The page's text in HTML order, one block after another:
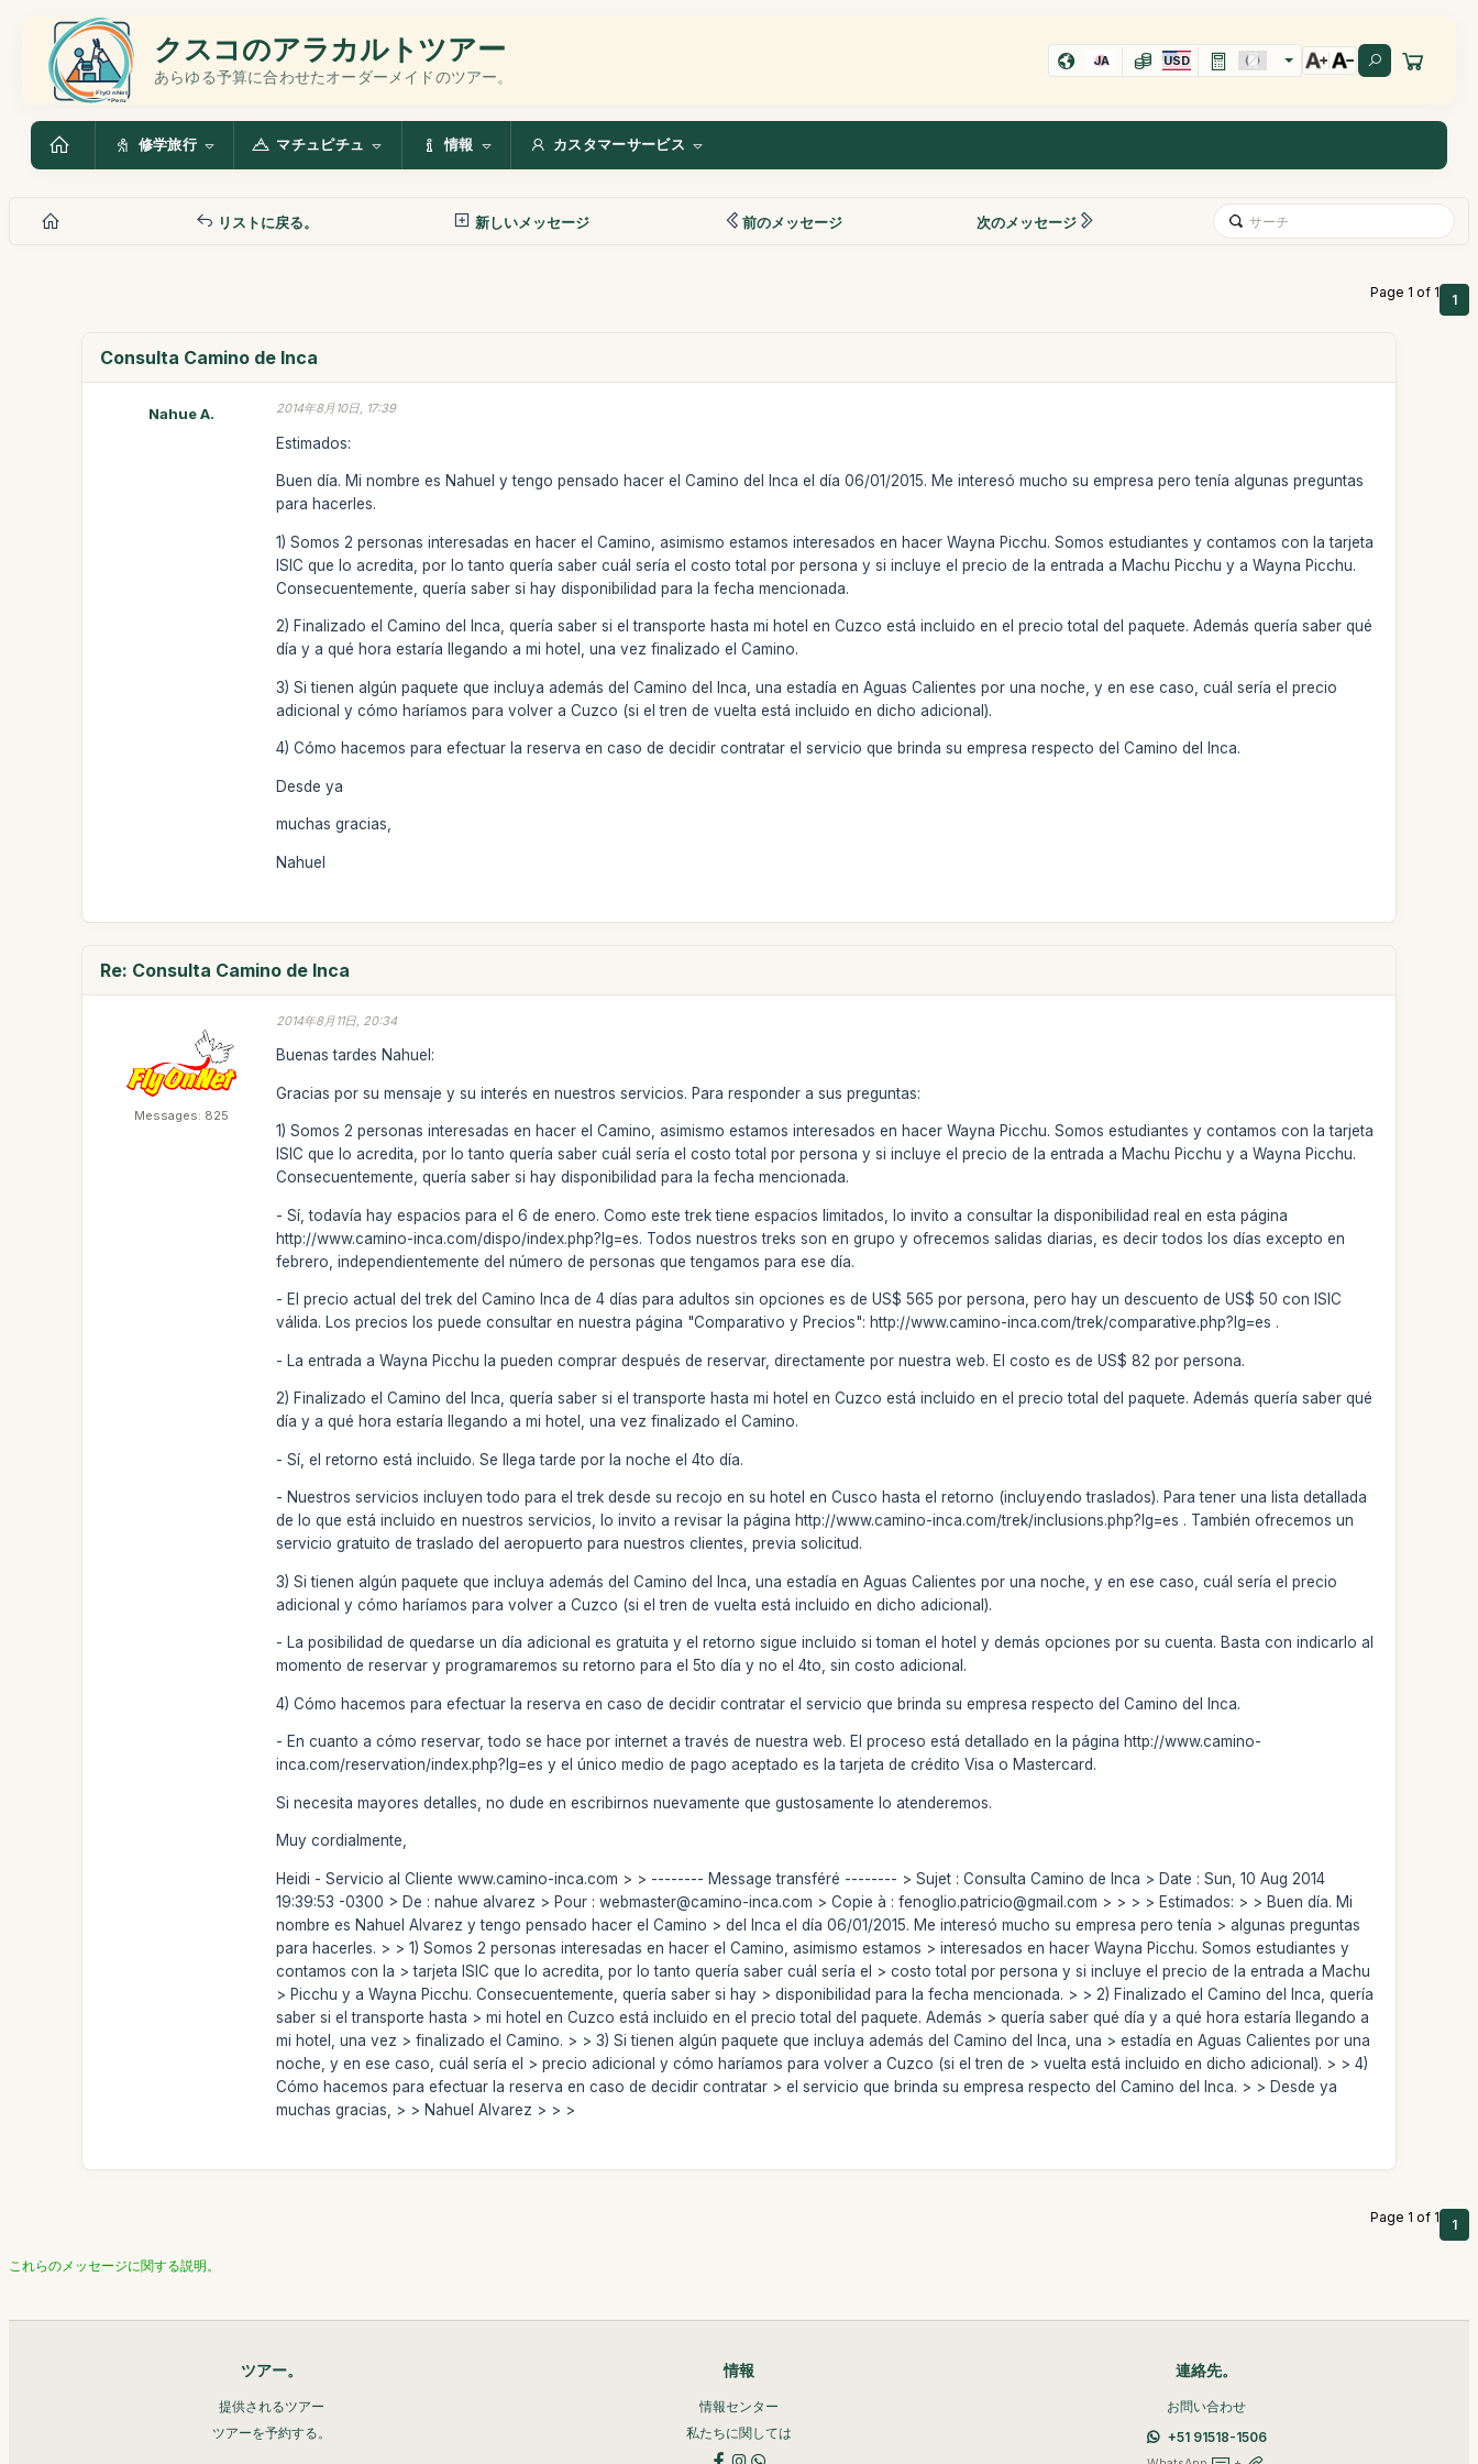
クスコのアラカルトツアー
あらゆる予算に合わせたオーダーメイドのツアー。
JA USD
修学旅行 マチュピチュ 情報 カスタマーサービス
リストに戻る。 新しいメッセージ 前のメッセージ 次のメッセージ
Page 1 of 1 1
Consulta Camino de Inca
Nahue A. 2014年8月10日, 17:39
Estimados:
Buen día. Mi nombre es Nahuel y tengo pensado hacer el Camino del Inca el día 06/01/2015. Me interesó mucho su empresa pero tenía algunas preguntas
para hacerles.
1) Somos 2 personas interesadas en hacer el Camino, asimismo estamos interesados en hacer Wayna Picchu. Somos estudiantes y contamos con la tarjeta
ISIC que lo acredita, por lo tanto quería saber cuál sería el costo total por persona y si incluye el precio de la entrada a Machu Picchu y a Wayna Picchu.
Consecuentemente, quería saber si hay disponibilidad para la fecha mencionada.
2) Finalizado el Camino del Inca, quería saber si el transporte hasta mi hotel en Cuzco está incluido en el precio total del paquete. Además quería saber qué
día y a qué hora estaría llegando a mi hotel, una vez finalizado el Camino.
3) Si tienen algún paquete que incluya además del Camino del Inca, una estadía en Aguas Calientes por una noche, y en ese caso, cuál sería el precio
adicional y cómo haríamos para volver a Cuzco (si el tren de vuelta está incluido en dicho adicional).
4) Cómo hacemos para efectuar la reserva en caso de decidir contratar el servicio que brinda su empresa respecto del Camino del Inca.
Desde ya
muchas gracias,
Nahuel
Re: Consulta Camino de Inca
Messages: 825
2014年8月11日, 20:34
Buenas tardes Nahuel:
Gracias por su mensaje y su interés en nuestros servicios. Para responder a sus preguntas:
1) Somos 2 personas interesadas en hacer el Camino, asimismo estamos interesados en hacer Wayna Picchu. Somos estudiantes y contamos con la tarjeta
ISIC que lo acredita, por lo tanto quería saber cuál sería el costo total por persona y si incluye el precio de la entrada a Machu Picchu y a Wayna Picchu.
Consecuentemente, quería saber si hay disponibilidad para la fecha mencionada.
- Sí, todavía hay espacios para el 6 de enero. Como este trek tiene espacios limitados, lo invito a consultar la disponibilidad real en esta página
http://www.camino-inca.com/dispo/index.php?lg=es. Todos nuestros treks son en grupo y ofrecemos salidas diarias, es decir todos los días excepto en
febrero, independientemente del número de personas que tengamos para ese día.
- El precio actual del trek del Camino Inca de 4 días para adultos sin opciones es de US$ 565 por persona, pero hay un descuento de US$ 50 con ISIC
válida. Los precios los puede consultar en nuestra página "Comparativo y Precios": http://www.camino-inca.com/trek/comparative.php?lg=es .
- La entrada a Wayna Picchu la pueden comprar después de reservar, directamente por nuestra web. El costo es de US$ 82 por persona.
2) Finalizado el Camino del Inca, quería saber si el transporte hasta mi hotel en Cuzco está incluido en el precio total del paquete. Además quería saber qué
día y a qué hora estaría llegando a mi hotel, una vez finalizado el Camino.
- Sí, el retorno está incluido. Se llega tarde por la noche el 4to día.
- Nuestros servicios incluyen todo para el trek desde su recojo en su hotel en Cusco hasta el retorno (incluyendo traslados). Para tener una lista detallada
de lo que está incluido en nuestros servicios, lo invito a revisar la página http://www.camino-inca.com/trek/inclusions.php?lg=es . También ofrecemos un
servicio gratuito de traslado del aeropuerto para nuestros clientes, previa solicitud.
3) Si tienen algún paquete que incluya además del Camino del Inca, una estadía en Aguas Calientes por una noche, y en ese caso, cuál sería el precio
adicional y cómo haríamos para volver a Cuzco (si el tren de vuelta está incluido en dicho adicional).
- La posibilidad de quedarse un día adicional es gratuita y el retorno sigue incluido si toman el hotel y demás opciones por su cuenta. Basta con indicarlo al
momento de reservar y programaremos su retorno para el 5to día y no el 4to, sin costo adicional.
4) Cómo hacemos para efectuar la reserva en caso de decidir contratar el servicio que brinda su empresa respecto del Camino del Inca.
- En cuanto a cómo reservar, todo se hace por internet a través de nuestra web. El proceso está detallado en la página http://www.camino-
inca.com/reservation/index.php?lg=es y el único medio de pago aceptado es la tarjeta de crédito Visa o Mastercard.
Si necesita mayores detalles, no dude en escribirnos nuevamente que gustosamente lo atenderemos.
Muy cordialmente,
Heidi - Servicio al Cliente www.camino-inca.com > > -------- Message transféré -------- > Sujet : Consulta Camino de Inca > Date : Sun, 10 Aug 2014
19:39:53 -0300 > De : nahue alvarez > Pour : webmaster@camino-inca.com > Copie à : fenoglio.patricio@gmail.com > > > > Estimados: > > Buen día. Mi
nombre es Nahuel Alvarez y tengo pensado hacer el Camino > del Inca el día 06/01/2015. Me interesó mucho su empresa pero tenía > algunas preguntas
para hacerles. > > 1) Somos 2 personas interesadas en hacer el Camino, asimismo estamos > interesados en hacer Wayna Picchu. Somos estudiantes y
contamos con la > tarjeta ISIC que lo acredita, por lo tanto quería saber cuál sería el > costo total por persona y si incluye el precio de la entrada a Machu
> Picchu y a Wayna Picchu. Consecuentemente, quería saber si hay > disponibilidad para la fecha mencionada. > > 2) Finalizado el Camino del Inca, quería
saber si el transporte hasta > mi hotel en Cuzco está incluido en el precio total del paquete. Además > quería saber qué día y a qué hora estaría llegando a
mi hotel, una vez > finalizado el Camino. > > 3) Si tienen algún paquete que incluya además del Camino del Inca, una > estadía en Aguas Calientes por una
noche, y en ese caso, cuál sería el > precio adicional y cómo haríamos para volver a Cuzco (si el tren de > vuelta está incluido en dicho adicional). > > 4)
Cómo hacemos para efectuar la reserva en caso de decidir contratar > el servicio que brinda su empresa respecto del Camino del Inca. > > Desde ya
muchas gracias, > > Nahuel Alvarez > > >
Page 1 of 1 1
これらのメッセージに関する説明。
ツアー。
提供されるツアー
ツアーを予約する。
情報
情報センター
私たちに関しては
連絡先。
お問い合わせ
+51 91518-1506